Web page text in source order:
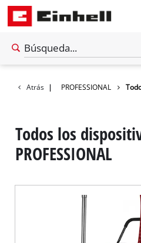
Atrás |
de batería PROFESSIONAL
Todos los
PROFESSIONAL